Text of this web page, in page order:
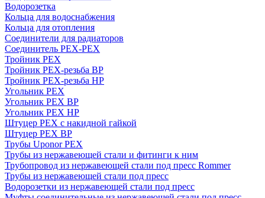
Водорозетка
Кольца для водоснабжения
Кольца для отопления
Соединители для радиаторов
Соединитель PEX-PEX
Тройник PEX
Тройник PEX-резьба ВР
Тройник PEX-резьба НР
Угольник PEX
Угольник PEX ВР
Угольник PEX НР
Штуцер PEX c накидной гайкой
Штуцер PEX ВР
Трубы Uponor PEX
Трубы из нержавеющей стали и фитинги к ним
Трубопровод из нержавеющей стали под пресс Rommer
Трубы из нержавеющей стали под пресс
Водорозетки из нержавеющей стали под пресс